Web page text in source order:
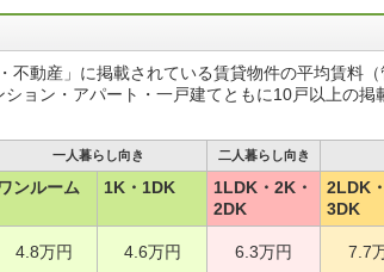
不動産」に掲載されている賃貸物件の平均賃料
ョン・アパート・一戸建てともに10戸以上の掲
一人暮らし向き 二人暮らし向き
ワンルーム 1K・1DK
1LDK・2K・
2DK
2LDK
3DK
4.8万円 4.6万円 6.3万円 7.7